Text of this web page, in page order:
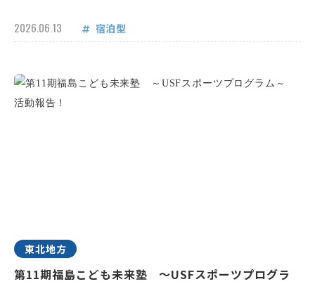
2026.06.13 宿泊型
東北地方
第11期福島こども未来塾 ～USFスポーツプログラ